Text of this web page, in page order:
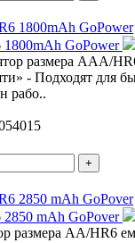
GoPower
размера ААА/
- Подходят для
рабо..
+
mAh GoPover
размера АА/НR6